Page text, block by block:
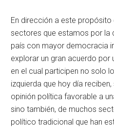
En dirección a este
sectores que estamos por la
país con mayor democracia
explorar un gran acuerdo por
en el cual participen no solo
izquierda que hoy día
opinión política favorable a
sino también, de muchos
político tradicional que han